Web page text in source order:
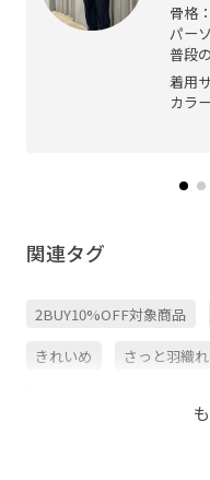
骨格
パー
普段
着用
カラ
関連タグ
2BUY10%OFF対象商品
きれいめ さっと羽織